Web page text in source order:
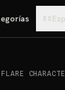
ES